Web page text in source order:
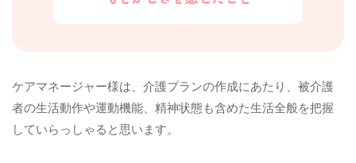
する住環境の改修に多く関わさせて頂き、皆様のお役に
助成事業に関する書類作成や申請請求まで全て代行して
行っております。窓口役所担当と話をすることも「最新
の介護助成の勉強」の一環と考えおりますので、当然無
ケアマネージャー様は、介護プランの作成にあたり、被介護
者の生活動作や運動機能、精神状態も含めた生活全般を把握
していらっしゃると思います。